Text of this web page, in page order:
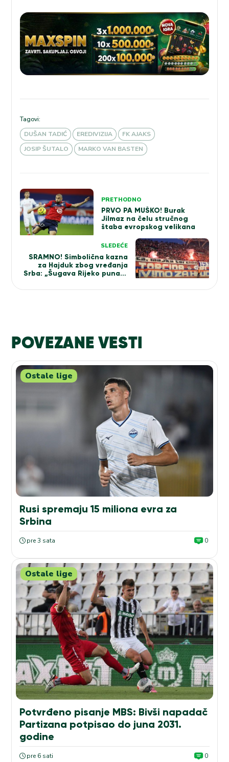
Tagovi:
DUŠAN TADIĆ
EREDIVIZIJA
FK AJAKS
JOSIP ŠUTALO
MARKO VAN BASTEN
Kretanje
članka
PRETHODNO
PRVO PA MUŠKO! Burak
Jilmaz na čelu stručnog
štaba evropskog velikana
SLEDEĆE
SRAMNO! Simbolična kazna
za Hajduk zbog vređanja
Srba: „Šugava Rijeko puna si
vrba“
POVEZANE VESTI
Ostale lige
Rusi spremaju 15 miliona evra za
Srbina
pre 3 sata 0
Ostale lige
Potvrđeno pisanje MBS: Bivši napadač
Partizana potpisao do juna 2031.
godine
pre 6 sati 0